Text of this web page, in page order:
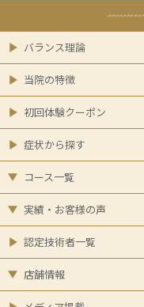
バランス理論
当院の特徴
初回体験クーポン
症状から探す
コース一覧
実績・お客様の声
認定技術者一覧
店舗情報